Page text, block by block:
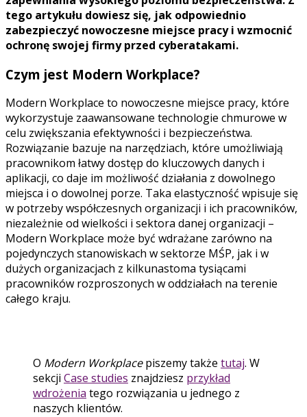
tego artykułu dowiesz się, jak odpowiednio
zabezpieczyć nowoczesne miejsce pracy i wzmocnić
ochronę swojej firmy przed cyberatakami.
Czym jest Modern Workplace?
Modern Workplace to nowoczesne miejsce pracy, które
wykorzystuje zaawansowane technologie chmurowe w
celu zwiększania efektywności i bezpieczeństwa.
Rozwiązanie bazuje na narzędziach, które umożliwiają
pracownikom łatwy dostęp do kluczowych danych i
aplikacji, co daje im możliwość działania z dowolnego
miejsca i o dowolnej porze. Taka elastyczność wpisuje się
w potrzeby współczesnych organizacji i ich pracowników,
niezależnie od wielkości i sektora danej organizacji –
Modern Workplace może być wdrażane zarówno na
pojedynczych stanowiskach w sektorze MŚP, jak i w
dużych organizacjach z kilkunastoma tysiącami
pracowników rozproszonych w oddziałach na terenie
całego kraju.
O Modern Workplacepiszemy także tutaj. W
sekcji Case studies znajdziesz przykład
wdrożenia tego rozwiązania u jednego z
naszych klientów.